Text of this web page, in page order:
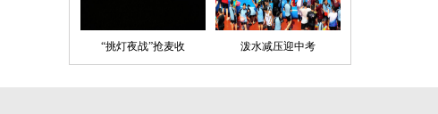
“挑灯夜战”抢麦收 泼水减压迎中考